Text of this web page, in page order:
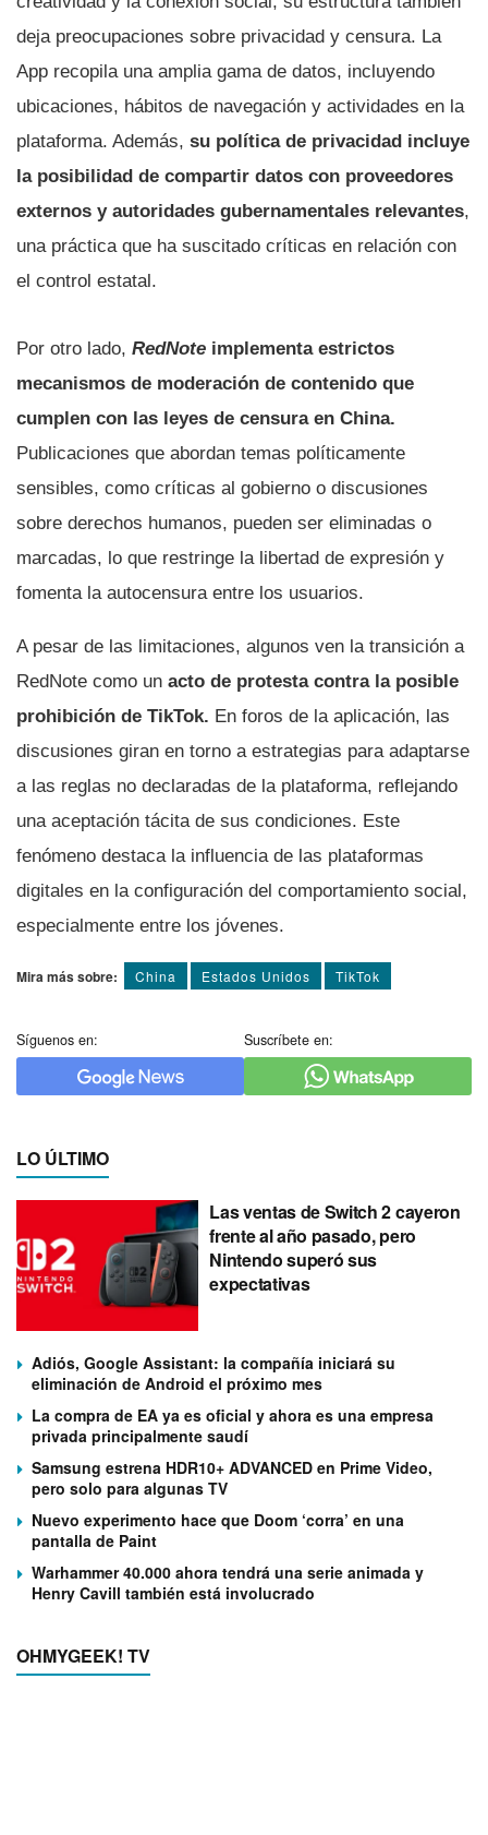
deja preocupaciones sobre privacidad y censura. La
App recopila una amplia gama de datos, incluyendo
ubicaciones, hábitos de navegación y actividades en la
plataforma. Además, su política de privacidad incluye
la posibilidad de compartir datos con proveedores
externos y autoridades gubernamentales relevantes,
una práctica que ha suscitado críticas en relación con
el control estatal.
Por otro lado, RedNote implementa estrictos
mecanismos de moderación de contenido que
cumplen con las leyes de censura en China.
Publicaciones que abordan temas políticamente
sensibles, como críticas al gobierno o discusiones
sobre derechos humanos, pueden ser eliminadas o
marcadas, lo que restringe la libertad de expresión y
fomenta la autocensura entre los usuarios.
A pesar de las limitaciones, algunos ven la transición a
RedNote como un acto de protesta contra la posible
prohibición de TikTok. En foros de la aplicación, las
discusiones giran en torno a estrategias para adaptarse
a las reglas no declaradas de la plataforma, reflejando
una aceptación tácita de sus condiciones. Este
fenómeno destaca la influencia de las plataformas
digitales en la configuración del comportamiento social,
especialmente entre los jóvenes.
Mira más sobre: China Estados Unidos TikTok
Síguenos en: Suscríbete en:
LO ÚLTIMO
Las ventas de Switch 2 cayeron
frente al año pasado, pero
Nintendo superó sus
expectativas
Adiós, Google Assistant: la compañía iniciará su
eliminación de Android el próximo mes
La compra de EA ya es oficial y ahora es una empresa
privada principalmente saudí
Samsung estrena HDR10+ ADVANCED en Prime Video,
pero solo para algunas TV
Nuevo experimento hace que Doom ‘corra’ en una
pantalla de Paint
Warhammer 40.000 ahora tendrá una serie animada y
Henry Cavill también está involucrado
OHMYGEEK! TV